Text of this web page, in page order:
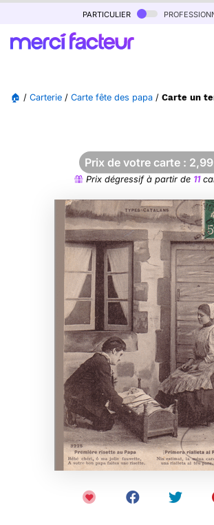
particulier
🏠 / Carterie / Carte fête des papa / Carte un
Prix de votre carte : 2,99
Prix dégressif à partir de 11